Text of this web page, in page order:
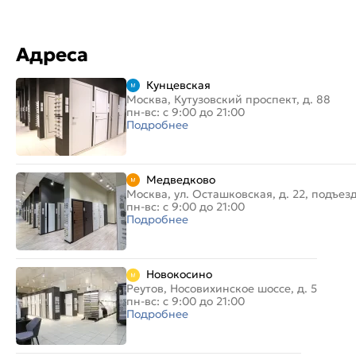
Адреса
Кунцевская
Москва, Кутузовский проспект, д. 88
пн-вс: с 9:00 до 21:00
Подробнее
Медведково
Москва, ул. Осташковская, д. 22,
пн-вс: с 9:00 до 21:00
Подробнее
Новокосино
Реутов, Носовихинское шоссе, д. 5
пн-вс: с 9:00 до 21:00
Подробнее